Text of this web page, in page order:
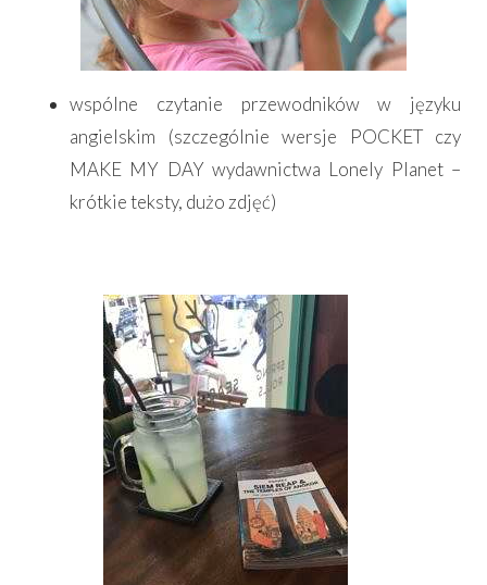
wspólne czytanie przewodników w języku
angielskim (szczególnie wersje POCKET czy
MAKE MY DAY wydawnictwa Lonely Planet –
krótkie teksty, dużo zdjęć)